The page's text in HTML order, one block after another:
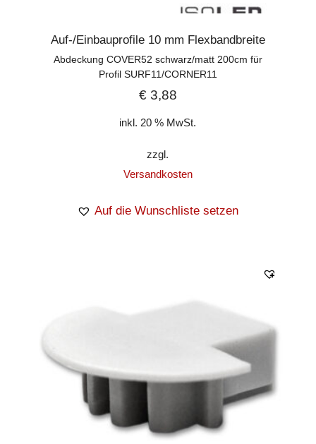
Auf-/Einbauprofile 10 mm Flexbandbreite
Abdeckung COVER52 schwarz/matt 200cm für
Profil SURF11/CORNER11
€3,88
inkl. 20 % MwSt.
zzgl.
Versandkosten
Auf die Wunschliste setzen